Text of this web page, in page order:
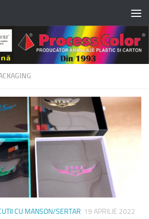
CU MANSON/SERTAR 19 APRILIE 2022